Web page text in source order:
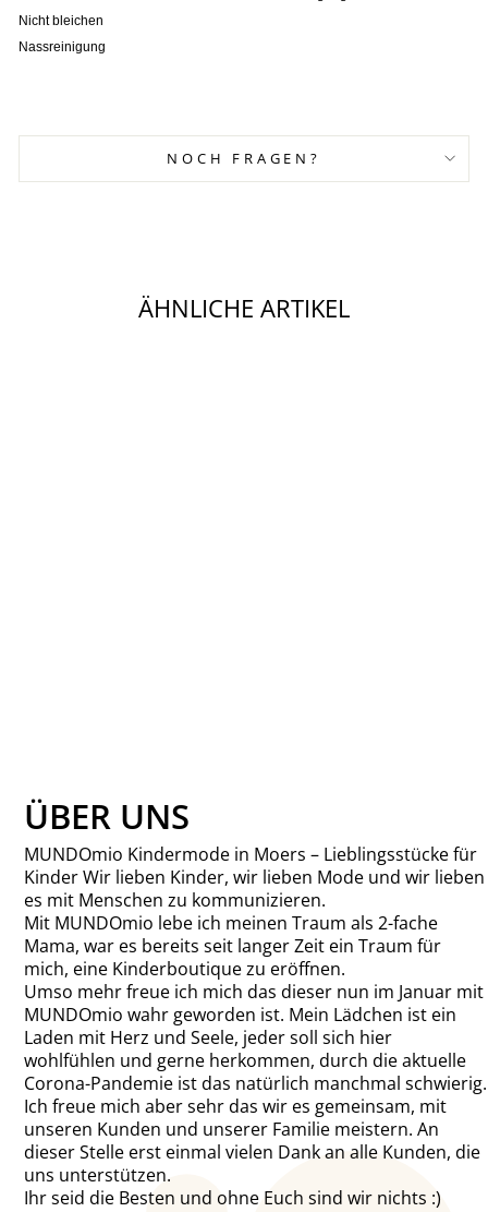
Nicht bleichen
Nassreinigung
NOCH FRAGEN?
ÄHNLICHE ARTIKEL
ÜBER UNS
MUNDOmio Kindermode in Moers – Lieblingsstücke für
Kinder Wir lieben Kinder, wir lieben Mode und wir lieben
es mit Menschen zu kommunizieren.
Mit MUNDOmio lebe ich meinen Traum als 2-fache
Mama, war es bereits seit langer Zeit ein Traum für
mich, eine Kinderboutique zu eröffnen.
Umso mehr freue ich mich das dieser nun im Januar mit
MUNDOmio wahr geworden ist. Mein Lädchen ist ein
Laden mit Herz und Seele, jeder soll sich hier
wohlfühlen und gerne herkommen, durch die aktuelle
Corona-Pandemie ist das natürlich manchmal schwierig.
Ich freue mich aber sehr das wir es gemeinsam, mit
unseren Kunden und unserer Familie meistern. An
dieser Stelle erst einmal vielen Dank an alle Kunden, die
uns unterstützen.
Ihr seid die Besten und ohne Euch sind wir nichts :)